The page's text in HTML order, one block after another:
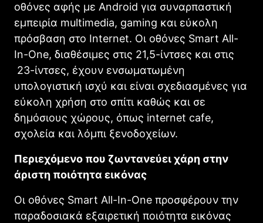
οθόνες αφής με Android για συναρπαστική
εμπειρία multimedia, gaming και εύκολη
πρόσβαση στο Internet. Οι οθόνες Smart All-
In-One, διαθέσιμες στις 21,5-ίντσες και στις
23-ίντσες, έχουν ενσωματωμένη
υπολογιστική ισχύ και είναι σχεδιασμένες για
εύκολη χρήση στο σπίτι καθώς και σε
δημόσιους χώρους, όπως internet cafe,
σχολεία και λόμπι ξενοδοχείων.
Περιεχόμενο που ζωντανεύει χάρη στην
άριστη ποιότητα εικόνας
Οι οθόνες Smart All-In-One προσφέρουν την
παραδοσιακά εξαιρετική ποιότητα εικόνας